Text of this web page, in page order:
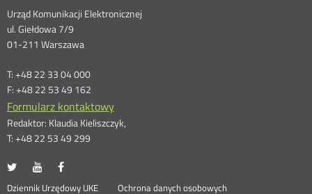
Dane
kontaktowe
Urząd Komunikacji Elektronicznej
ul. Giełdowa 7/9
01-211 Warszawa
T: +48 22 33 04 000
F: +48 22 53 49 162
Formularz kontaktowy
Redaktor: Klaudia Kieliszczyk,
T: +48 22 53 49 299
UKE
OtwórzUKE
Otwórz
Dziennik Urzędowy UKE Otwórz
Ochrona danych osobowych